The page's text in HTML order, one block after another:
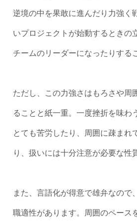
逆境の中を果敢に進んだり力強く
いプロジェクトが始動するときの
チームのリーダーになったりする
ただし、この力強さはもろさや周
ることと紙一重。一度挫折を味わ
とても苦労したり、周囲に疎まれ
り、扱いには十分注意が必要な性
また、言語化が得意で雄弁なので
職適性があります。周囲のペース